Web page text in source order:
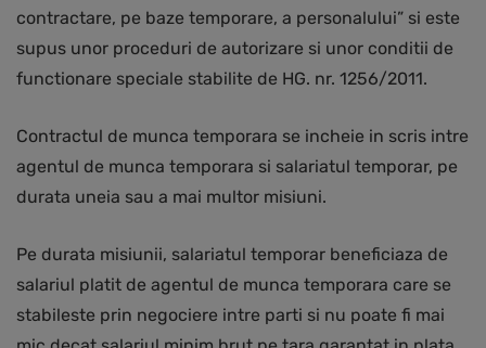
contractare, pe baze temporare, a personalului” si este
supus unor proceduri de autorizare si unor conditii de
functionare speciale stabilite de HG. nr. 1256/2011.
Contractul de munca temporara se incheie in scris intre
agentul de munca temporara si salariatul temporar, pe
durata uneia sau a mai multor misiuni.
Pe durata misiunii, salariatul temporar beneficiaza de
salariul platit de agentul de munca temporara care se
stabileste prin negociere intre parti si nu poate fi mai